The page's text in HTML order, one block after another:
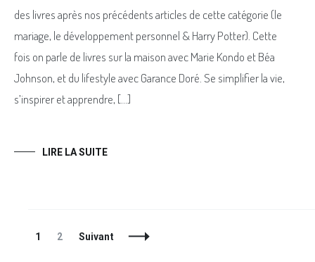
des livres après nos précédents articles de cette catégorie (le
mariage, le développement personnel & Harry Potter). Cette
fois on parle de livres sur la maison avec Marie Kondo et Béa
Johnson, et du lifestyle avec Garance Doré. Se simplifier la vie,
s’inspirer et apprendre, […]
LIRE LA SUITE
Navigation
Page
1 Page
2 Suivant